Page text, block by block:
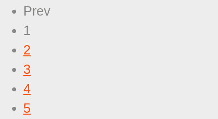
Prev
1
2
3
4
5